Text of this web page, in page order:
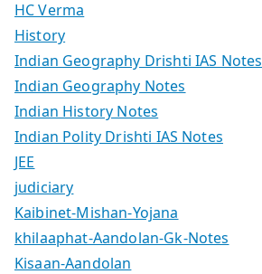
HC Verma
History
Indian Geography Drishti IAS Notes
Indian Geography Notes
Indian History Notes
Indian Polity Drishti IAS Notes
JEE
judiciary
Kaibinet-Mishan-Yojana
khilaaphat-Aandolan-Gk-Notes
Kisaan-Aandolan